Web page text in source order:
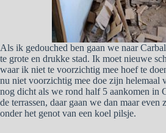
Als ik gedouched ben gaan we naar
te grote en drukke stad. Ik moet nieuwe
waar ik niet te voorzichtig mee hoef te
nu niet voorzichtig mee doe zijn helemaal
nog dicht als we rond half 5 aankomen in
de terrassen, daar gaan we dan maar even
onder het genot van een koel pilsje.